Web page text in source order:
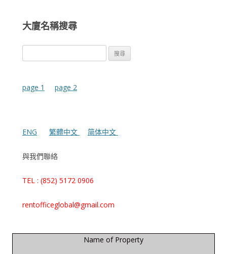
大廈名稱搜尋
尋
鍵
page 1 page 2
ENG 繁體中文 简体中文
與我們聯絡
TEL : (852) 5172 0906
rentofficeglobal@gmail.com
Name of Property